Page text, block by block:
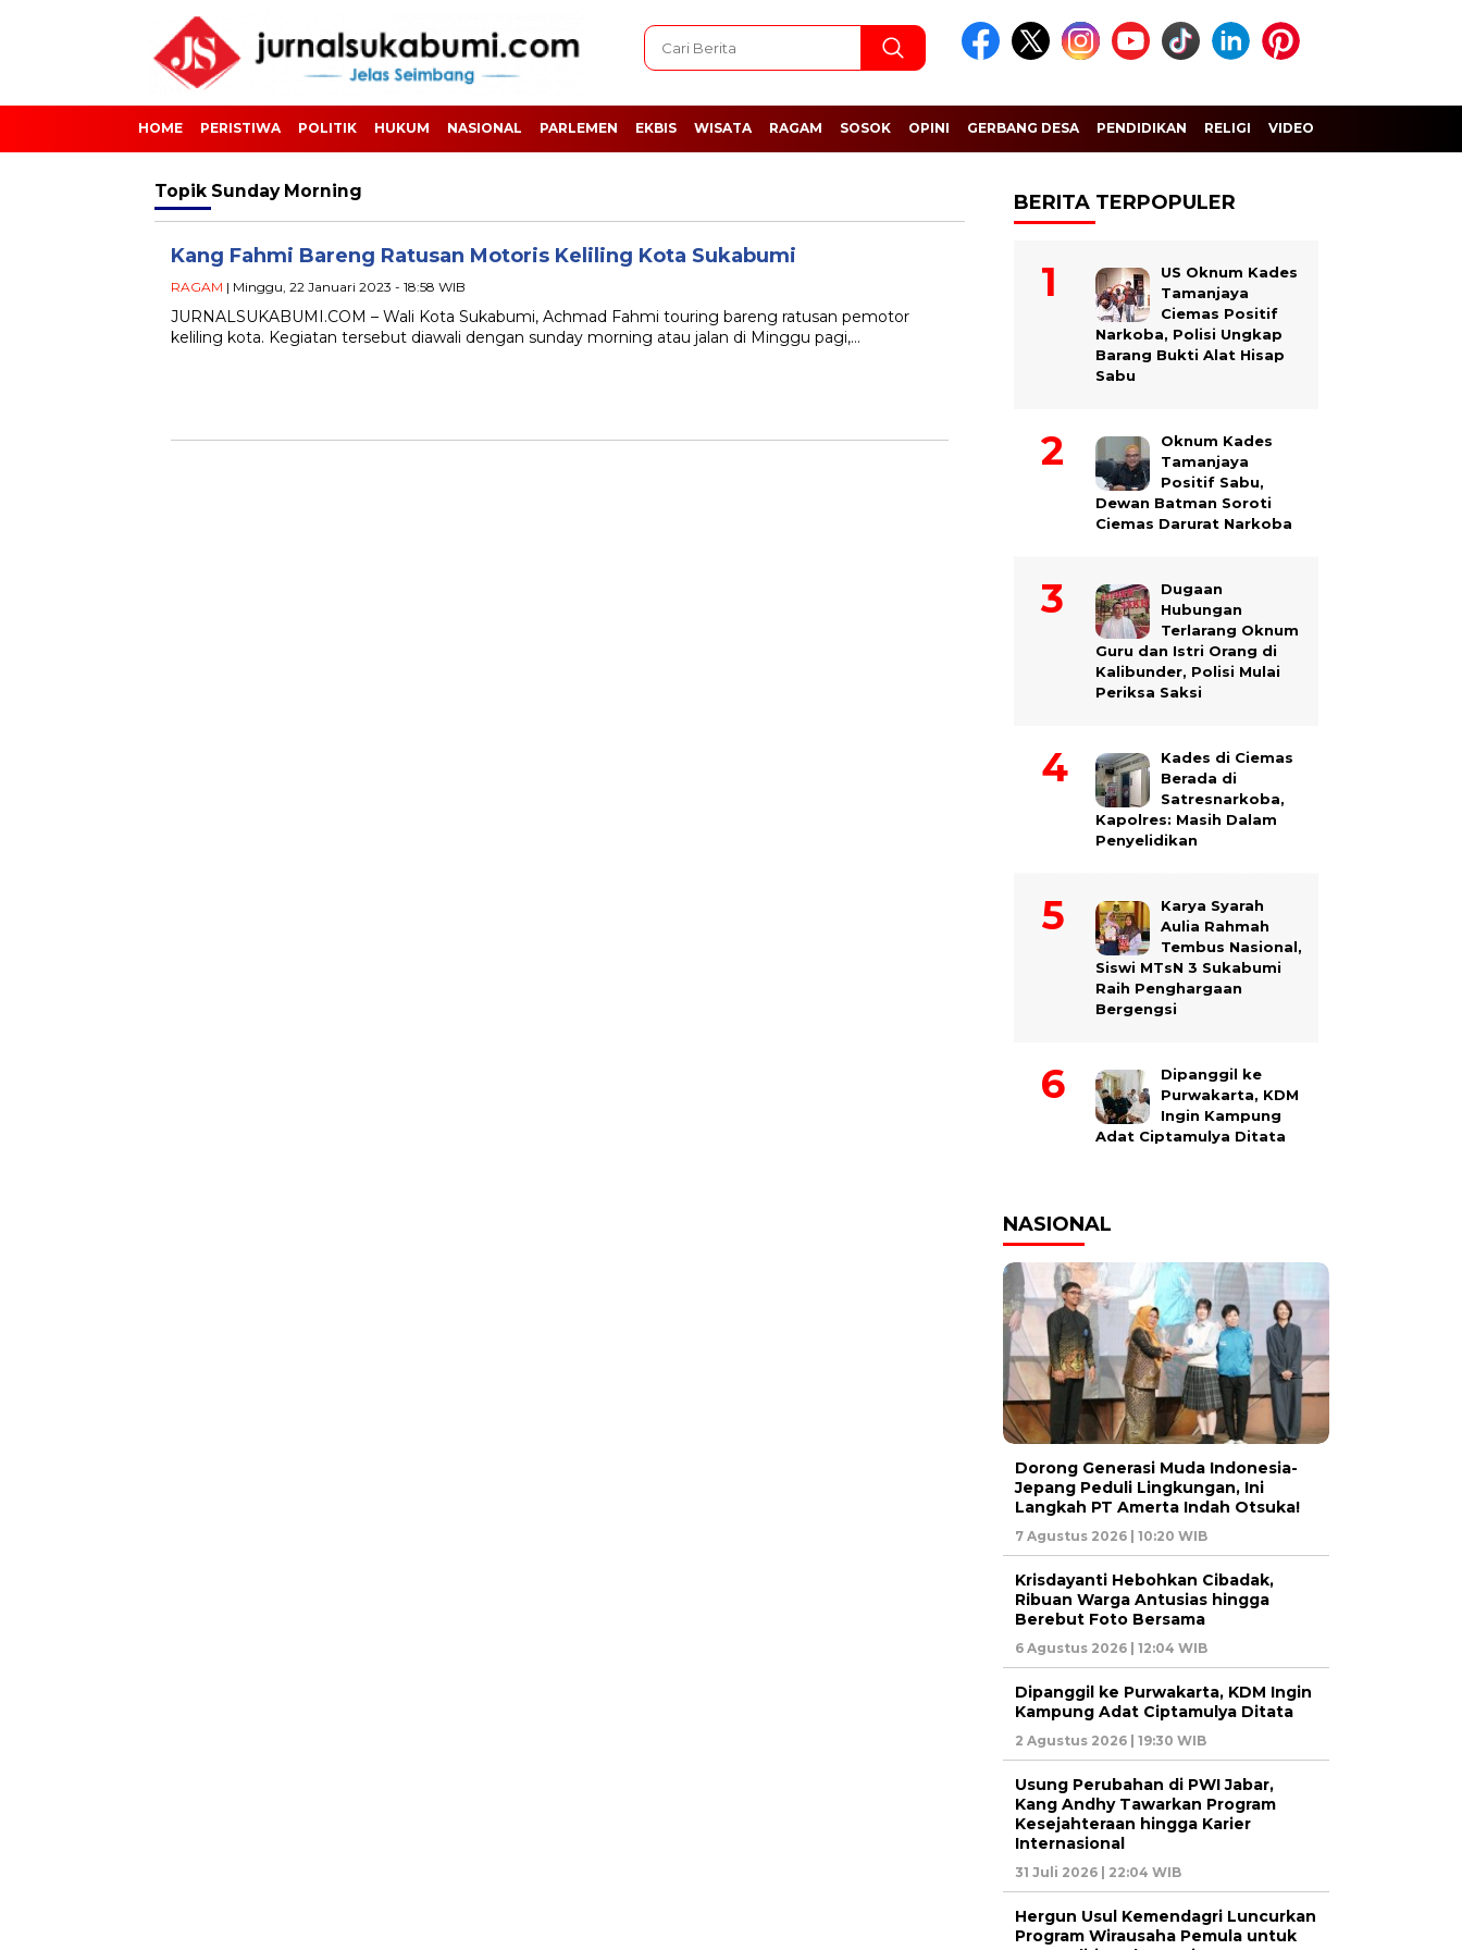
HOME PERISTIWA POLITIK HUKUM NASIONAL PARLEMEN EKBIS WISATA RAGAM SOSOK OPINI GERBANG DESA PENDIDIKAN RELIGI VIDEO
Topik Sunday Morning
Kang Fahmi Bareng Ratusan Motoris Keliling Kota Sukabumi
RAGAM | Minggu, 22 Januari 2023 - 18:58 WIB
JURNALSUKABUMI.COM – Wali Kota Sukabumi, Achmad Fahmi touring bareng ratusan pemotor
keliling kota. Kegiatan tersebut diawali dengan sunday morning atau jalan di Minggu pagi,…
BERITA TERPOPULER
US Oknum Kades
Tamanjaya
Ciemas Positif
Narkoba, Polisi Ungkap
Barang Bukti Alat Hisap
Sabu
Oknum Kades
Tamanjaya
Positif Sabu,
Dewan Batman Soroti
Ciemas Darurat Narkoba
Dugaan
Hubungan
Terlarang Oknum
Guru dan Istri Orang di
Kalibunder, Polisi Mulai
Periksa Saksi
Kades di Ciemas
Berada di
Satresnarkoba,
Kapolres: Masih Dalam
Penyelidikan
Karya Syarah
Aulia Rahmah
Tembus Nasional,
Siswi MTsN 3 Sukabumi
Raih Penghargaan
Bergengsi
Dipanggil ke
Purwakarta, KDM
Ingin Kampung
Adat Ciptamulya Ditata
NASIONAL
Dorong Generasi Muda Indonesia-
Jepang Peduli Lingkungan, Ini
Langkah PT Amerta Indah Otsuka!
7 Agustus 2026 | 10:20 WIB
Krisdayanti Hebohkan Cibadak,
Ribuan Warga Antusias hingga
Berebut Foto Bersama
6 Agustus 2026 | 12:04 WIB
Dipanggil ke Purwakarta, KDM Ingin
Kampung Adat Ciptamulya Ditata
2 Agustus 2026 | 19:30 WIB
Usung Perubahan di PWI Jabar,
Kang Andhy Tawarkan Program
Kesejahteraan hingga Karier
Internasional
31 Juli 2026 | 22:04 WIB
Hergun Usul Kemendagri Luncurkan
Program Wirausaha Pemula untuk